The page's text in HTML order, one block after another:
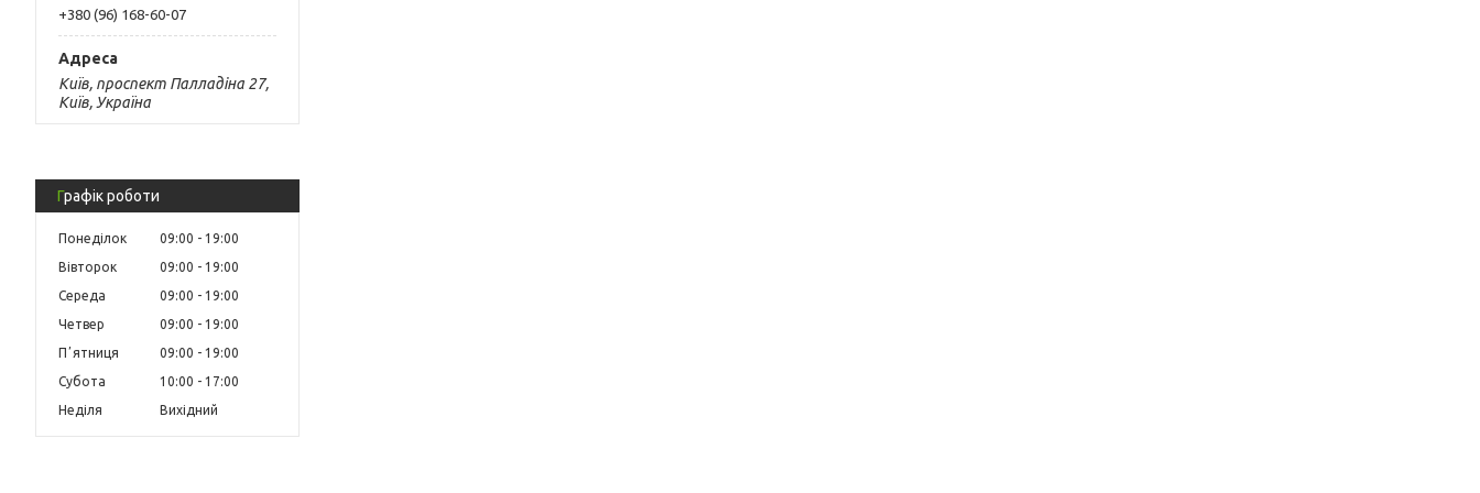
+380 (96) 168-60-07
Київ, проспект Палладіна 27,
Київ, Україна
Графік роботи
Понеділок 09:00
19:00
Вівторок
09:00
19:00
Середа
09:00
19:00
Четвер
09:00
19:00
Пʼятниця
09:00
19:00
Субота
10:00
17:00
Неділя
Вихідний